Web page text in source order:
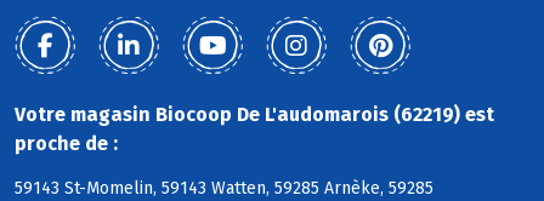
Votre magasin Biocoop De L'audomarois (62219) est
proche de :
59143 St-Momelin, 59143 Watten, 59285 Arnèke, 59285